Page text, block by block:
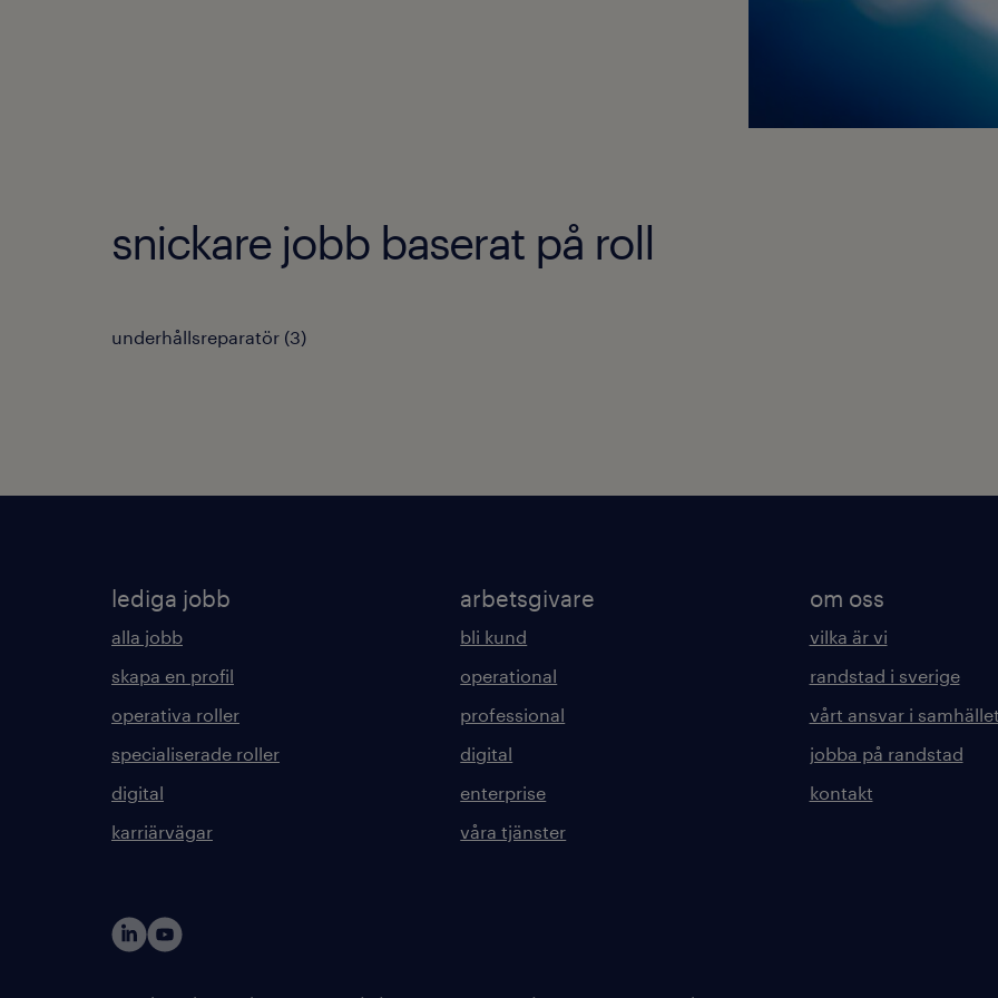
snickare jobb baserat på roll
underhållsreparatör (3)
lediga jobb
alla jobb
skapa en profil
operativa roller
specialiserade roller
digital
karriärvägar
arbetsgivare
bli kund
operational
professional
digital
enterprise
våra tjänster
om oss
vilka är vi
randstad i sverige
vårt ansvar i
jobba på randstad
kontakt